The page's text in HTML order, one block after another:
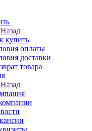
Назад
купить
оплаты
доставки
товара
Назад